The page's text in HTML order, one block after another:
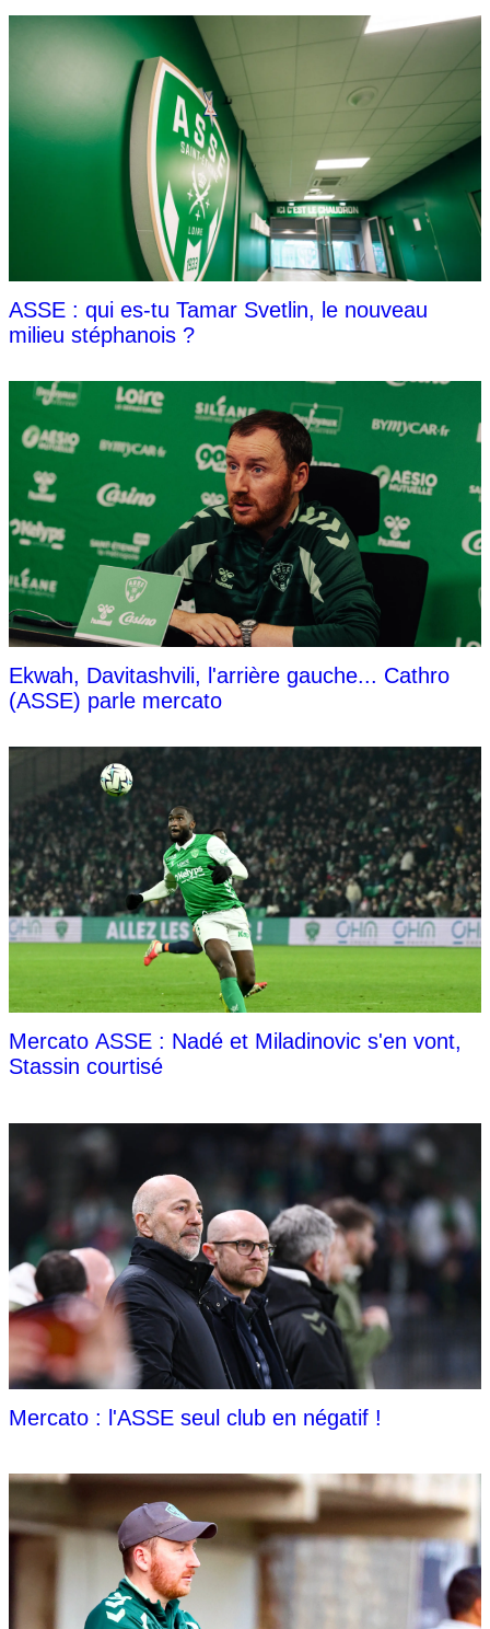
ASSE : qui es-tu Tamar Svetlin, le nouveau
milieu stéphanois ?
Ekwah, Davitashvili, l'arrière gauche... Cathro
(ASSE) parle mercato
Mercato ASSE : Nadé et Miladinovic s'en vont,
Stassin courtisé
Mercato : l'ASSE seul club en négatif !